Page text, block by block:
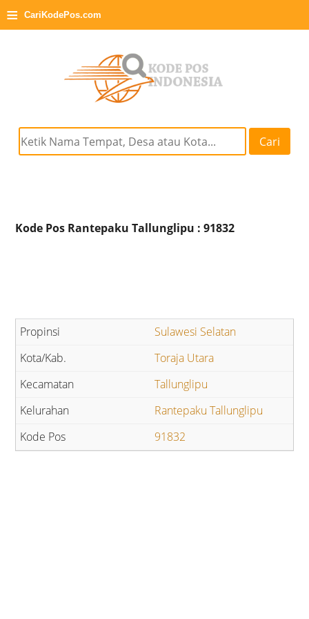
≡ CariKodePos.com
Cari
Kode Pos Rantepaku Tallunglipu : 91832
Sulawesi Selatan
Toraja Utara
Tallunglipu
Rantepaku Tallunglipu
91832